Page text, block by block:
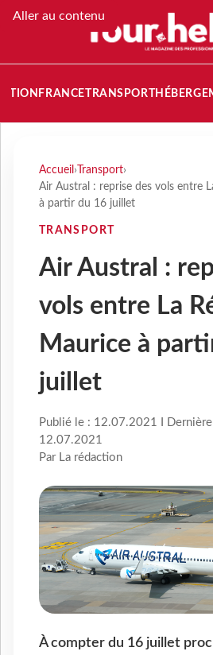
Aller au contenu
FRANCETRANSPORT
Accueil › Transport›
Air Austral : reprise des vols entre
à partir du 16 juillet
TRANSPORT
Air Austral :
vols entre La
Maurice à
juillet
Publié le : 12.07.2021 I
12.07.2021
Par La rédaction
À compter du 16 juillet